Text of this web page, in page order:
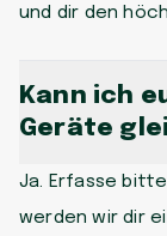
möchtest oder
und dir den
Kann ich
Geräte
Ja. Erfasse
werden wir dir